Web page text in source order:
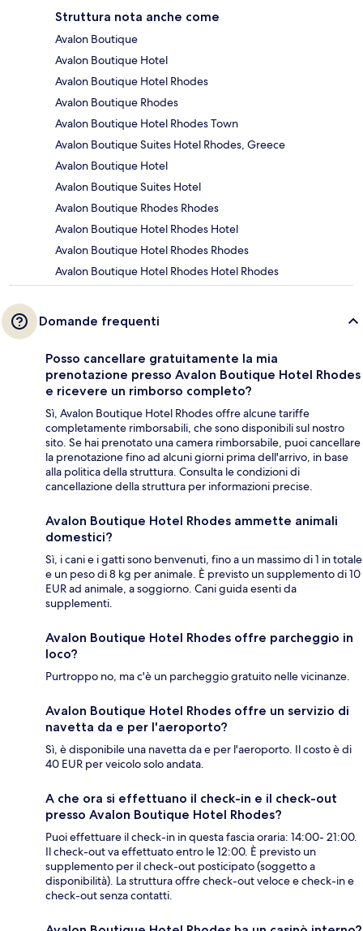
Struttura nota anche come
Avalon Boutique
Avalon Boutique Hotel
Avalon Boutique Hotel Rhodes
Avalon Boutique Rhodes
Avalon Boutique Hotel Rhodes Town
Avalon Boutique Suites Hotel Rhodes, Greece
Avalon Boutique Hotel
Avalon Boutique Suites Hotel
Avalon Boutique Rhodes Rhodes
Avalon Boutique Hotel Rhodes Hotel
Avalon Boutique Hotel Rhodes Rhodes
Avalon Boutique Hotel Rhodes Hotel Rhodes
Domande frequenti
Posso cancellare gratuitamente la mia
prenotazione presso Avalon Boutique Hotel Rhodes
e ricevere un rimborso completo?
Sì, Avalon Boutique Hotel Rhodes offre alcune tariffe
completamente rimborsabili, che sono disponibili sul nostro
sito. Se hai prenotato una camera rimborsabile, puoi cancellare
la prenotazione fino ad alcuni giorni prima dell'arrivo, in base
alla politica della struttura. Consulta le condizioni di
cancellazione della struttura per informazioni precise.
Avalon Boutique Hotel Rhodes ammette animali
domestici?
Sì, i cani e i gatti sono benvenuti, fino a un massimo di 1 in totale
e un peso di 8 kg per animale. È previsto un supplemento di 10
EUR ad animale, a soggiorno. Cani guida esenti da
supplementi.
Avalon Boutique Hotel Rhodes offre parcheggio in
loco?
Purtroppo no, ma c'è un parcheggio gratuito nelle vicinanze.
Avalon Boutique Hotel Rhodes offre un servizio di
navetta da e per l'aeroporto?
Sì, è disponibile una navetta da e per l'aeroporto. Il costo è di
40 EUR per veicolo solo andata.
A che ora si effettuano il check-in e il check-out
presso Avalon Boutique Hotel Rhodes?
Puoi effettuare il check-in in questa fascia oraria: 14:00- 21:00.
Il check-out va effettuato entro le 12:00. È previsto un
supplemento per il check-out posticipato (soggetto a
disponibilità). La struttura offre check-out veloce e check-in e
check-out senza contatti.